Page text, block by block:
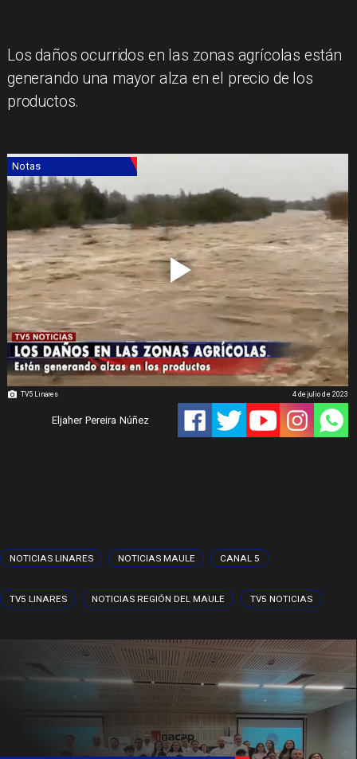
Los daños ocurridos en las zonas agrícolas están
generando una mayor alza en el precio de los
productos.
TV5 Linares
Notas
Eljaher Pereira Núñez
4 de julio de 2023
NOTICIAS LINARES NOTICIAS MAULE CANAL 5
TV5 LINARES NOTICIAS REGIÓN DEL MAULE TV5 NOTICIAS